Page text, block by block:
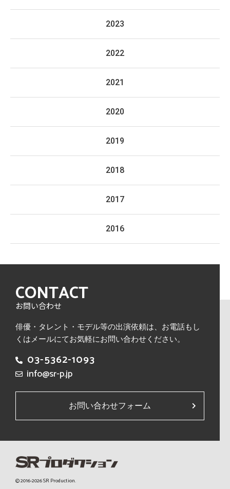
2023
2022
2021
2020
2019
2018
2017
2016
CONTACT
お問い合わせ
俳優・タレント・モデル等の出演依頼は、 お電話もし
くはメールにてお気軽にお問い合わせください。
03-5362-1093
info@sr-p.jp
お問い合わせフォーム
© 2016-2026 SR Production.